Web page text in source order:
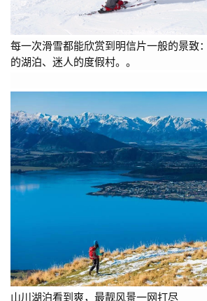
每一次滑雪都能欣赏到明信片一般的景致
的湖泊、迷人的度假村。。
山川湖泊看到爽，最靓风景一网打尽